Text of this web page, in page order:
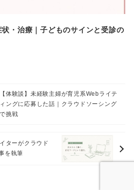
・治療｜子どものサインと受診の
【体験談】未経験主婦が育児系Webライテ
ィングに応募した話｜クラウドソーシング
で挑戦
ターがクラウド
を執筆